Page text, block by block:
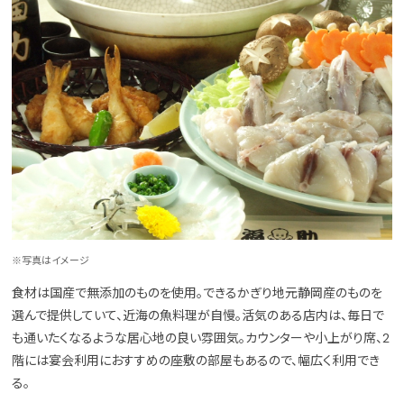
※写真はイメージ
食材は国産で無添加のものを使用。できるかぎり地元静岡産のものを
選んで提供していて、近海の魚料理が自慢。活気のある店内は、毎日で
も通いたくなるような居心地の良い雰囲気。カウンターや小上がり席、2
階には宴会利用におすすめの座敷の部屋もあるので、幅広く利用でき
る。